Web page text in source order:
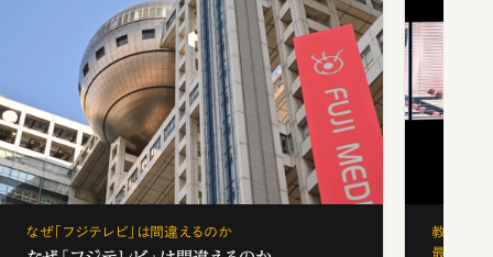
なぜ「フジテレビ」は間違えるのか
教育の地
最新勢力